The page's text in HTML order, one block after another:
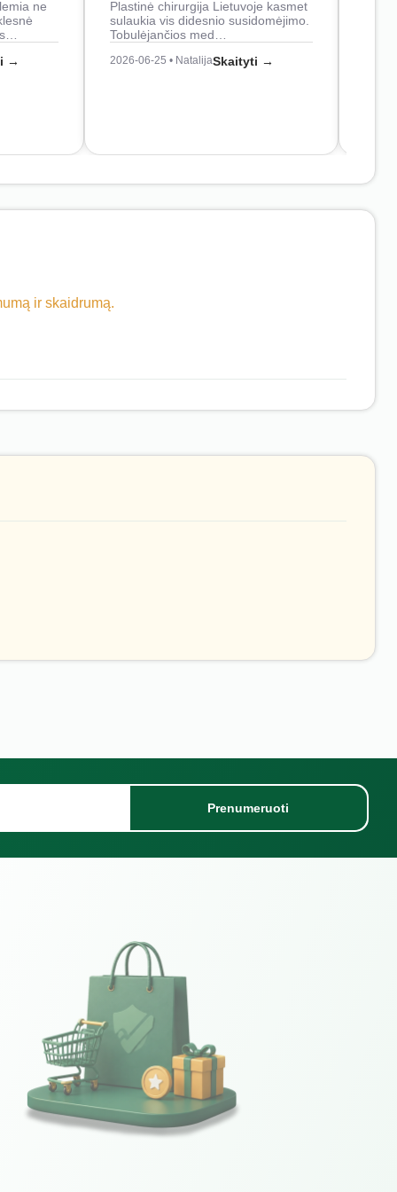
ne
→
Plastinė chirurgija Lietuvoje kasmet
sulaukia vis didesnio susidomėjimo.
Tobulėjančios med…
2026-06-25 • NatalijaSkaityti →
ir skaidrumą.
Prenumeruoti